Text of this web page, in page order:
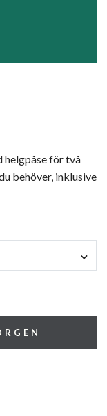
helgpåse för två
behöver, inklusive